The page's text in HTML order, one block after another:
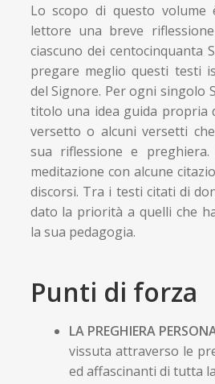
Lo scopo di questo volume
lettore una breve
ciascuno dei centocinquanta
pregare meglio questi testi
del Signore. Per ogni singolo
titolo una idea guida propria
versetto o alcuni versetti
sua riflessione e
meditazione con alcune
discorsi. Tra i testi citati di
dato la priorità a quelli che
la sua pedagogia.
Punti di forza
LA PREGHIERA
vissuta attraverso le
ed affascinanti di tutta